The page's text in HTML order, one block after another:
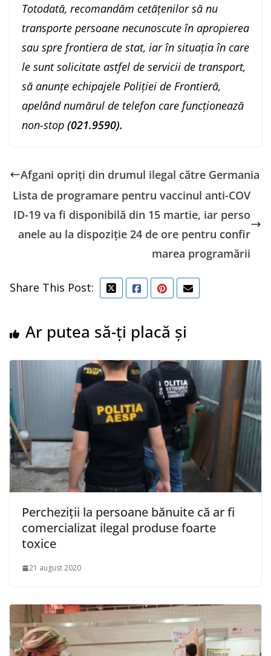
Totodată, recomandăm cetăţenilor să nu
transporte persoane necunoscute în apropierea
sau spre frontiera de stat, iar în situaţia în care
le sunt solicitate astfel de servicii de transport,
să anunţe echipajele Poliţiei de Frontieră,
apelând numărul de telefon care funcţionează
non-stop (021.9590).
Afgani opriți din drumul ilegal către Germania
Lista de programare pentru vaccinul anti-COV
ID-19 va fi disponibilă din 15 martie, iar perso
anele au la dispoziţie 24 de ore pentru confir
marea programării
Share This Post:
Ar putea să-ți placă și
Percheziţii la persoane bănuite că ar fi
comercializat ilegal produse foarte
toxice
21 august 2020